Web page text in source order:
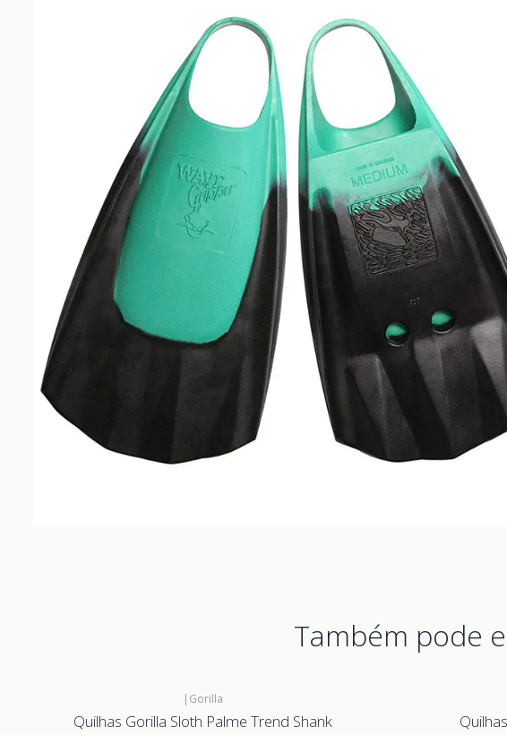
Também pode
| Gorilla
Quilhas Gorilla Sloth Palme Trend Shank